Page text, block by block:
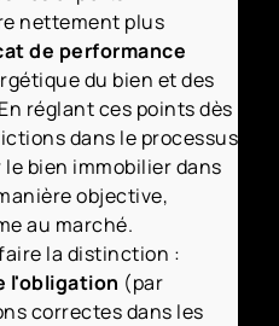
nettement plus
de performance
du bien et des
réglant ces points dès
dans le processus
bien immobilier dans
objective,
au marché.
la distinction :
l'obligation (par
correctes dans les